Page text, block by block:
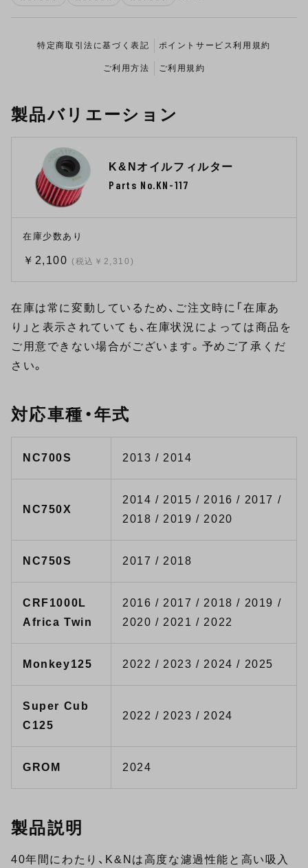
特定商取引法に基づく表記 ポイントサービス利用規約
ご利用方法 ご利用規約
製品バリエーション
K&Nオイルフィルター
Parts No.KN-117
在庫少数あり
￥2,100 (税込￥2,310)
在庫は常に変動しているため、ご注文時に「在庫あ
り」と表示されていても、在庫状況によっては商品を
ご用意できない場合がございます。予めご了承くだ
さい。
対応車種・年式
NC700S 2013 / 2014
NC750X
2014 / 2015 / 2016 / 2017 /
2018 / 2019 / 2020
NC750S 2017 / 2018
CRF1000L
Africa Twin
2016 / 2017 / 2018 / 2019 /
2020 / 2021 / 2022
Monkey125 2022 / 2023 / 2024 / 2025
Super Cub
C125
2022 / 2023 / 2024
GROM 2024
製品説明
40年間にわたり、K&Nは高度な濾過性能と高い吸入